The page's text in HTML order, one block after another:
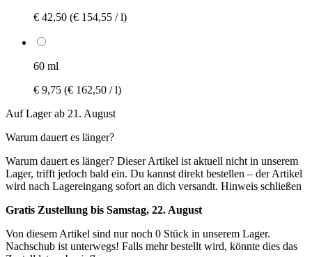
€ 42,50 (€ 154,55 / l)
60 ml
€ 9,75 (€ 162,50 / l)
Auf Lager ab 21. August
Warum dauert es länger?
Warum dauert es länger? Dieser Artikel ist aktuell nicht in unserem
Lager, trifft jedoch bald ein. Du kannst direkt bestellen – der Artikel
wird nach Lagereingang sofort an dich versandt. Hinweis schließen
Gratis Zustellung bis Samstag, 22. August
Von diesem Artikel sind nur noch 0 Stück in unserem Lager.
Nachschub ist unterwegs! Falls mehr bestellt wird, könnte dies das